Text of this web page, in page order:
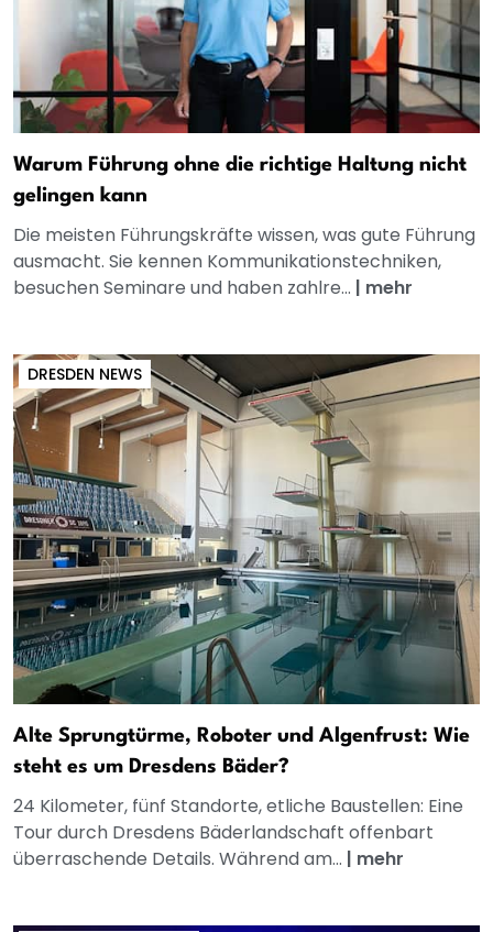
Warum Führung ohne die richtige Haltung nicht
gelingen kann
Die meisten Führungskräfte wissen, was gute Führung
ausmacht. Sie kennen Kommunikationstechniken,
besuchen Seminare und haben zahlre... | mehr
DRESDEN NEWS
Alte Sprungtürme, Roboter und Algenfrust: Wie
steht es um Dresdens Bäder?
24 Kilometer, fünf Standorte, etliche Baustellen: Eine
Tour durch Dresdens Bäderlandschaft offenbart
überraschende Details. Während am... | mehr